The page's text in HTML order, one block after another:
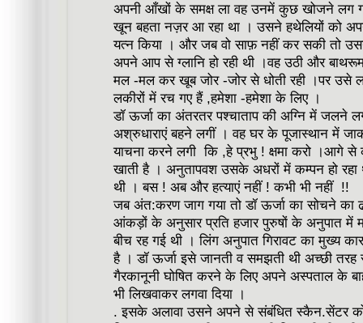
अपनी आँखों के समक्ष ला वह उनमें कुछ खोजने लग
खून बहता नज़र आ रहा था । उसने हथेलियों को
यत्न किया । और जब वो साफ़ नहीं कर सकी तो
अपने आप से ग्लानि हो रही थी ।वह उठी और
मल -मल कर खूब जोर -जोर से धोती रही ।पर उसे
लकीरों में रच गए हैं ,हमेशा -हमेशा के लिए ।
डॉ ऊर्जा का अंतरतर पश्चाताप की अग्नि में जलने
अश्रुधाराएं बहने लगीं । वह घर के पूजास्थान में
याचना करने लगी कि ,हे प्रभु ! क्षमा करो ।आगे से
खाती है । अनुतापवश उसके अधरों में कम्पन हो रहा
थी । बस ! अब और हत्याएं नहीं ! कभी भी नहीं !!
जब अंत:करण जाग गया तो डॉ ऊर्जा का सोचने
आंकड़ों के अनुसार प्रति हजार पुरुषों के अनुपात में
बीच रह गई थी । लिंग अनुपात गिरावट का मुख्य
है । डॉ ऊर्जा इसे जानती व समझती थी अच्छी
गैरकानूनी घोषित करने के लिए अपने अस्पताल के
भी लिखवाकर लगवा दिया ।
. इसके अलावा उसने अपने से संबंधित स्कैन.सेंटर को